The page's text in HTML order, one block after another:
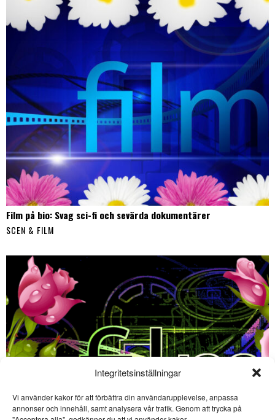
Integritetsinställningar
Vi använder kakor för att förbättra din användarupplevelse, anpassa
annonser och innehåll, samt analysera vår trafik. Genom att trycka på
Film på bio: Svag sci-fi och sevärda dokumentärer
SCEN & FILM
SE ÄVEN